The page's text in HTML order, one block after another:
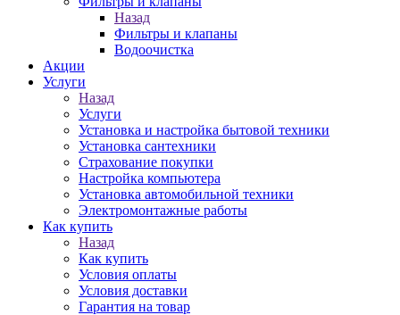
Назад
Фильтры и клапаны
Водоочистка
Акции
Услуги
Назад
Услуги
Установка и настройка бытовой техники
Установка сантехники
Страхование покупки
Настройка компьютера
Установка автомобильной техники
Электромонтажные работы
Как купить
Назад
Как купить
Условия оплаты
Условия доставки
Гарантия на товар